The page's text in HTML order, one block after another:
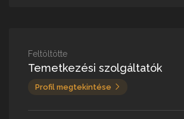
Feltöltötte
Temetkezési szolgáltatók
Profil megtekintése